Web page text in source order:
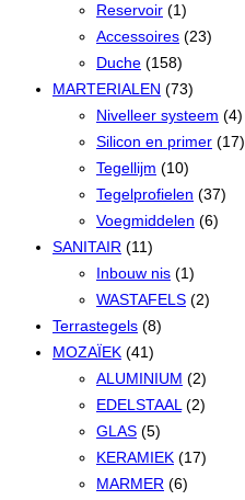
Reservoir (1)
Accessoires (23)
Duche (158)
MARTERIALEN (73)
Nivelleer systeem (4)
Silicon en primer (17)
Tegellijm (10)
Tegelprofielen (37)
Voegmiddelen (6)
SANITAIR (11)
Inbouw nis (1)
WASTAFELS (2)
Terrastegels (8)
MOZAÏEK (41)
ALUMINIUM (2)
EDELSTAAL (2)
GLAS (5)
KERAMIEK (17)
MARMER (6)